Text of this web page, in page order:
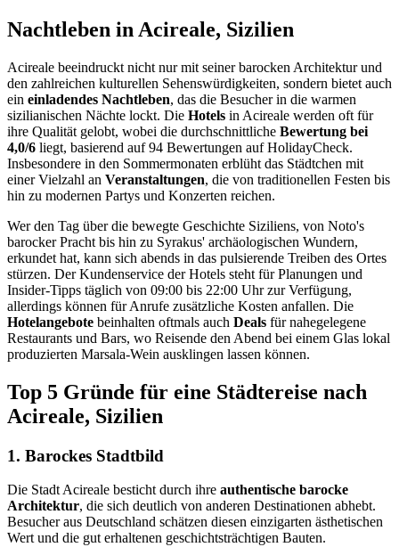
Nachtleben in Acireale, Sizilien
Acireale beeindruckt nicht nur mit seiner barocken Architektur und
den zahlreichen kulturellen Sehenswürdigkeiten, sondern bietet auch
ein einladendes Nachtleben, das die Besucher in die warmen
sizilianischen Nächte lockt. Die Hotels in Acireale werden oft für
ihre Qualität gelobt, wobei die durchschnittliche Bewertung bei
4,0/6 liegt, basierend auf 94 Bewertungen auf HolidayCheck.
Insbesondere in den Sommermonaten erblüht das Städtchen mit
einer Vielzahl an Veranstaltungen, die von traditionellen Festen bis
hin zu modernen Partys und Konzerten reichen.
Wer den Tag über die bewegte Geschichte Siziliens, von Noto's
barocker Pracht bis hin zu Syrakus' archäologischen Wundern,
erkundet hat, kann sich abends in das pulsierende Treiben des Ortes
stürzen. Der Kundenservice der Hotels steht für Planungen und
Insider-Tipps täglich von 09:00 bis 22:00 Uhr zur Verfügung,
allerdings können für Anrufe zusätzliche Kosten anfallen. Die
Hotelangebote beinhalten oftmals auch Deals für nahegelegene
Restaurants und Bars, wo Reisende den Abend bei einem Glas lokal
produzierten Marsala-Wein ausklingen lassen können.
Top 5 Gründe für eine Städtereise nach
Acireale, Sizilien
1. Barockes Stadtbild
Die Stadt Acireale besticht durch ihre authentische barocke
Architektur, die sich deutlich von anderen Destinationen abhebt.
Besucher aus Deutschland schätzen diesen einzigarten ästhetischen
Wert und die gut erhaltenen geschichtsträchtigen Bauten.